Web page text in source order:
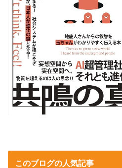
このブログの人気記事